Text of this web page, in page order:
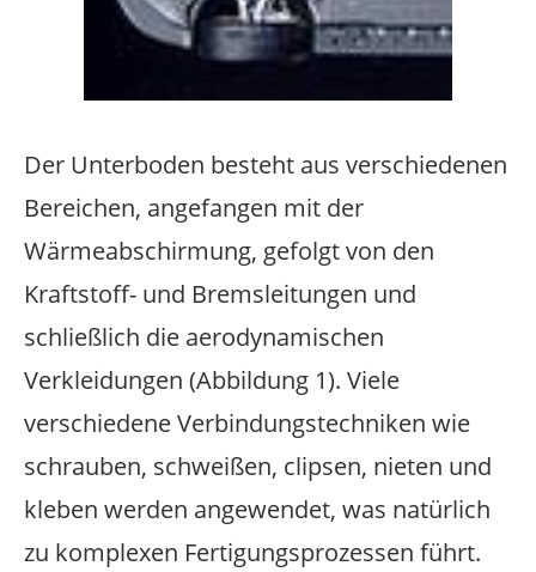
Der Unterboden besteht aus verschiedenen
Bereichen, angefangen mit der
Wärmeabschirmung, gefolgt von den
Kraftstoff- und Bremsleitungen und
schließlich die aerodynamischen
Verkleidungen (Abbildung 1). Viele
verschiedene Verbindungstechniken wie
schrauben, schweißen, clipsen, nieten und
kleben werden angewendet, was natürlich
zu komplexen Fertigungsprozessen führt.